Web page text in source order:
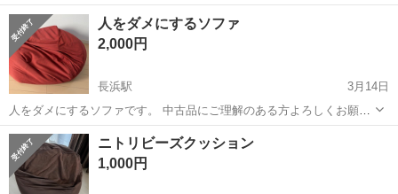
ます。 ヘタリと汚れはありますが、それでも必要な方へ差し上げま
す。 JR比叡山坂本駅まで引き取りに来て頂ける方にお願い致します。
滋賀 大津市 比叡山坂本駅
人をダメにするソファ
2,000円
長浜駅
3月14日
人をダメにするソファです。 中古品にご理解のある方よろしくお願い
します。 長浜市、彦根市、米原市あたりでお渡し希望です。 少し遠く
ても伺えるかもしれないのでご連絡下さい！
滋賀 長浜市 長浜駅 ソファ
ニトリビーズクッション
1,000円